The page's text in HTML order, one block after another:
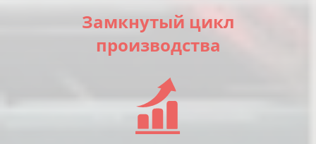
- поля, обязательные для заполнения
- поля, обязательные для заполнения
Замкнутый цикл
производства